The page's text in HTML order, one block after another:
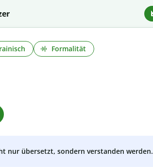
Formalität
nur übersetzt, sondern verstanden werden.